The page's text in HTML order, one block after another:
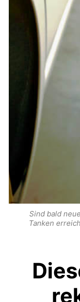
Sind bald
Tanken